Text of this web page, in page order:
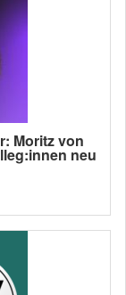
Moritz von
neu